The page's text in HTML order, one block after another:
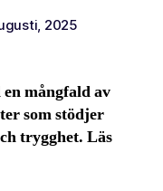
2025
mångfald av
som stödjer
trygghet. Läs